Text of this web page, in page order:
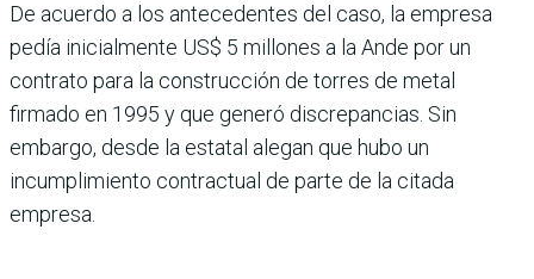
De acuerdo a los antecedentes del caso, la empresa
pedía inicialmente US$ 5 millones a la Ande por un
contrato para la construcción de torres de metal
firmado en 1995 y que generó discrepancias. Sin
embargo, desde la estatal alegan que hubo un
incumplimiento contractual de parte de la citada
empresa.